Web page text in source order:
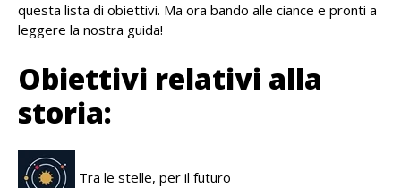
questa lista di obiettivi. Ma ora bando alle ciance e pronti a
leggere la nostra guida!
Obiettivi relativi alla
storia:
Tra le stelle, per il futuro